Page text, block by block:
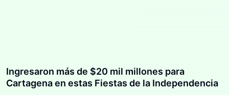
Ingresaron más de $20 mil millones para
Cartagena en estas Fiestas de la Independencia